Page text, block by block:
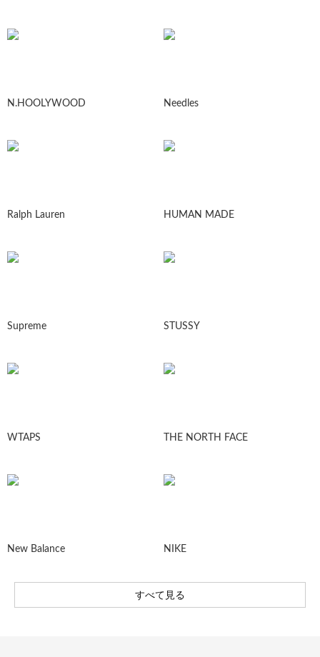
N.HOOLYWOOD Needles
Ralph Lauren HUMAN MADE
Supreme STUSSY
WTAPS THE NORTH FACE
New Balance NIKE
すべて見る